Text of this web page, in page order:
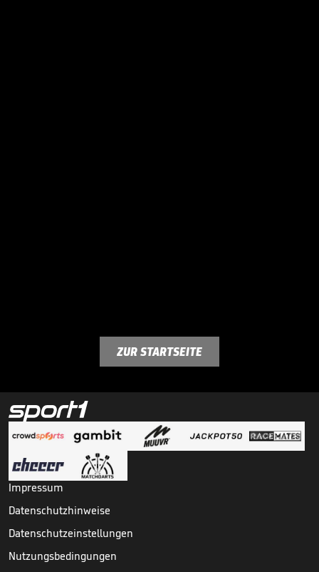
ZUR STARTSEITE
Impressum
Datenschutzhinweise
Datenschutzeinstellungen
Nutzungsbedingungen